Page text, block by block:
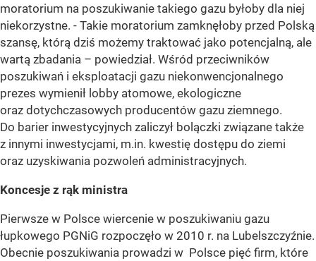
moratorium na poszukiwanie takiego gazu byłoby dla niej
niekorzystne. - Takie moratorium zamknęłoby przed Polską
szansę, którą dziś możemy traktować jako potencjalną, ale
wartą zbadania – powiedział. Wśród przeciwników
poszukiwań i eksploatacji gazu niekonwencjonalnego
prezes wymienił lobby atomowe, ekologiczne
oraz dotychczasowych producentów gazu ziemnego.
Do barier inwestycyjnych zaliczył bolączki związane także
z innymi inwestycjami, m.in. kwestię dostępu do ziemi
oraz uzyskiwania pozwoleń administracyjnych.
Koncesje z rąk ministra
Pierwsze w Polsce wiercenie w poszukiwaniu gazu
łupkowego PGNiG rozpoczęło w 2010 r. na Lubelszczyźnie.
Obecnie poszukiwania prowadzi w Polsce pięć firm, które